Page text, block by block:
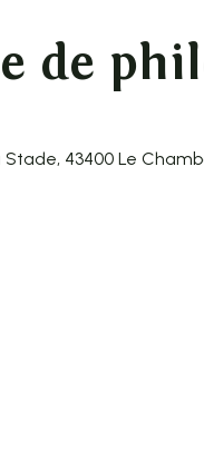
de
Stade, 43400 Le